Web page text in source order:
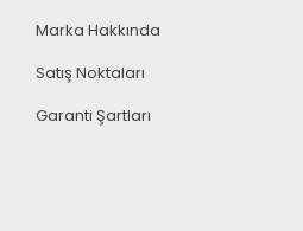
Marka Hakkında
Satış Noktaları
Garanti Şartları